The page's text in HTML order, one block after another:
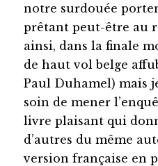
notre surdouée
prêtant peut-être au
ainsi, dans la finale
de haut vol belge
Paul Duhamel) mais
soin de mener
livre plaisant qui
d’autres du même
version française en